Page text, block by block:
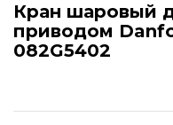
Кран шаровый
приводом
082G5402